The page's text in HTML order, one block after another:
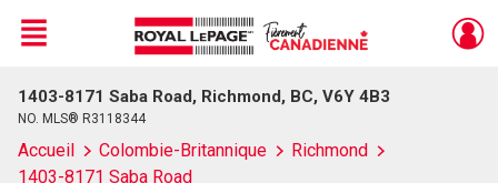
Live
En Direct
Menu
1403-8171 Saba Road, Richmond, BC, V6Y 4B3
NO. MLS® R3118344
Accueil Colombie-Britannique
Richmond
1403-8171 Saba Road